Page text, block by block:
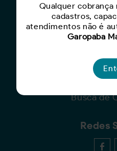
Busca de
Cadastro
Para
Busca de
Redes
Qualquer cobrança
cadastros,
atendimentos não é
Garopaba